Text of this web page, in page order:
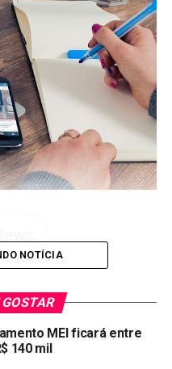
da Declaração do Ano
maio, é o relato do lucro
é crucial para manter a
NOTÍCIA
GOSTAR
MEI ficará entre
140 mil